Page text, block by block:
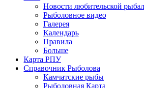
Новости любительской
Рыболовное видео
Галерея
Календарь
Правила
Больше
Карта РПУ
Справочник Рыболова
Камчатские рыбы
Рыболовная Карта